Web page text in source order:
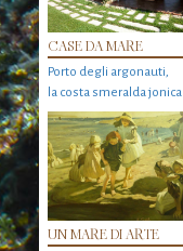
CASE DA MARE
Porto degli argonauti,
la costa smeralda jonica
UN MARE DI ARTE